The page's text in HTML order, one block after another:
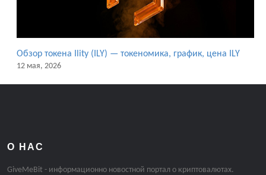
Обзор токена Ility (ILY) — токеномика, график, цена ILY
12 мая, 2026
О НАС
GiveMeBit - информационно новостной портал о криптовалютах.